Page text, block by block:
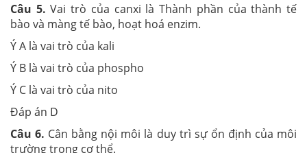
Câu 5.Vai trò của canxi là Thành phần của thành tế
bào và màng tế bào, hoạt hoá enzim.
Ý A là vai trò của kali
Ý B là vai trò của phospho
Ý C là vai trò của nito
Đáp án D
Câu 6. Cân bằng nội môi là duy trì sự ổn định của môi
trường trong cơ thể.